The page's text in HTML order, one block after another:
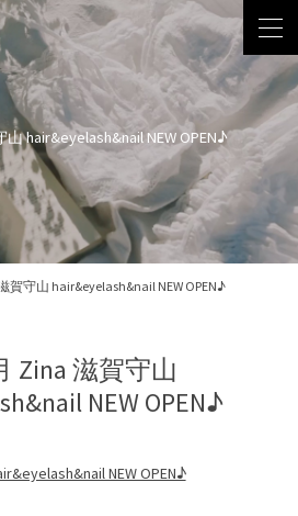
山 hair&eyelash&nail NEW OPEN♪
賀守山 hair&eyelash&nail NEW OPEN♪
Zina 滋賀守山
NEW OPEN♪
NEW OPEN♪